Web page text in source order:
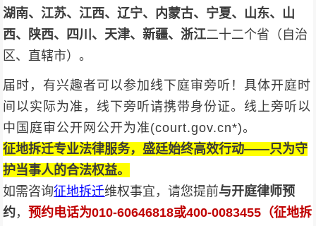
湖南、江苏、江西、辽宁、内蒙古、宁夏、山东、山
西、陕西、四川、天津、新疆、浙江二十二个省（自治
区、直辖市）。
届时，有兴趣者可以参加线下庭审旁听！具体开庭时
间以实际为准，线下旁听请携带身份证。线上旁听以
中国庭审公开网公开为准(court.gov.cn*)。
征地拆迁专业法律服务，盛廷始终高效行动——只为守
护当事人的合法权益。
如需咨询征地拆迁维权事宜，请您提前与开庭律师预
约，预约电话为010-60646818或400-0083455（征地拆